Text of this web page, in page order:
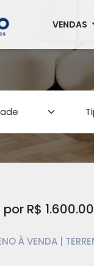
VENDAS
por R$
À VENDA |